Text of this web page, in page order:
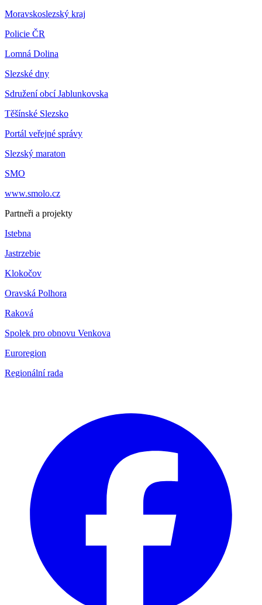
Moravskoslezský kraj
Policie ČR
Lomná Dolina
Slezské dny
Sdružení obcí Jablunkovska
Těšínské Slezsko
Portál veřejné správy
Slezský maraton
SMO
www.smolo.cz
Partneři a projekty
Istebna
Jastrzebie
Klokočov
Oravská Polhora
Raková
Spolek pro obnovu Venkova
Euroregion
Regionální rada